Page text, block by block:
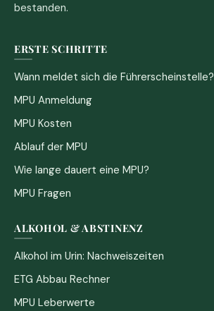
bestanden.
ERSTE SCHRITTE
Wann meldet sich die Führerscheinstelle?
MPU Anmeldung
MPU Kosten
Ablauf der MPU
Wie lange dauert eine MPU?
MPU Fragen
ALKOHOL & ABSTINENZ
Alkohol im Urin: Nachweiszeiten
ETG Abbau Rechner
MPU Leberwerte